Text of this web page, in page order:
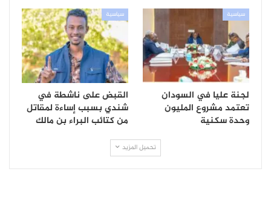
سياسية
لجنة عليا في السودان
تعتمد مشروع المليون
وحدة سكنية
سياسية
القبض على ناشطة في
شندي بسبب إساءة لمقاتل
من كتائب البراء بن مالك
تحميل المزيد